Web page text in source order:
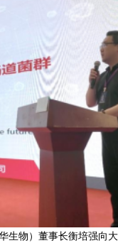
生物）董事长衡培强向